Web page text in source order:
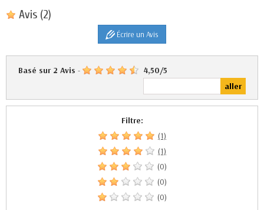
Avis (2)
Écrire un Avis
Basé sur 2 Avis - 4,50/5
Filtre:
(1)
(1)
(0)
(0)
(0)